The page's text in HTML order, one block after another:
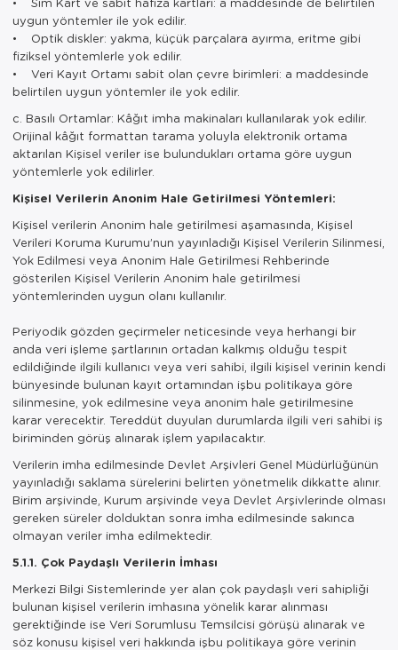
uygun yöntemler ile yok edilir.
• Optik diskler: yakma, küçük parçalara ayırma, eritme gibi
fiziksel yöntemlerle yok edilir.
• Veri Kayıt Ortamı sabit olan çevre birimleri: a maddesinde
belirtilen uygun yöntemler ile yok edilir.
c. Basılı Ortamlar: Kâğıt imha makinaları kullanılarak yok edilir.
Orijinal kâğıt formattan tarama yoluyla elektronik ortama
aktarılan Kişisel veriler ise bulundukları ortama göre uygun
yöntemlerle yok edilirler.
Kişisel Verilerin Anonim Hale Getirilmesi Yöntemleri:
Kişisel verilerin Anonim hale getirilmesi aşamasında, Kişisel
Verileri Koruma Kurumu’nun yayınladığı Kişisel Verilerin Silinmesi,
Yok Edilmesi veya Anonim Hale Getirilmesi Rehberinde
gösterilen Kişisel Verilerin Anonim hale getirilmesi
yöntemlerinden uygun olanı kullanılır.
Periyodik gözden geçirmeler neticesinde veya herhangi bir
anda veri işleme şartlarının ortadan kalkmış olduğu tespit
edildiğinde ilgili kullanıcı veya veri sahibi, ilgili kişisel verinin kendi
bünyesinde bulunan kayıt ortamından işbu politikaya göre
silinmesine, yok edilmesine veya anonim hale getirilmesine
karar verecektir. Tereddüt duyulan durumlarda ilgili veri sahibi iş
biriminden görüş alınarak işlem yapılacaktır.
Verilerin imha edilmesinde Devlet Arşivleri Genel Müdürlüğünün
yayınladığı saklama sürelerini belirten yönetmelik dikkatte alınır.
Birim arşivinde, Kurum arşivinde veya Devlet Arşivlerinde olması
gereken süreler dolduktan sonra imha edilmesinde sakınca
olmayan veriler imha edilmektedir.
5.1.1. Çok Paydaşlı Verilerin İmhası
Merkezi Bilgi Sistemlerinde yer alan çok paydaşlı veri sahipliği
bulunan kişisel verilerin imhasına yönelik karar alınması
gerektiğinde ise Veri Sorumlusu Temsilcisi görüşü alınarak ve
söz konusu kişisel veri hakkında işbu politikaya göre verinin